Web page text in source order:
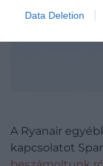
Data Deletion
A Ryanair
kapcsolatot